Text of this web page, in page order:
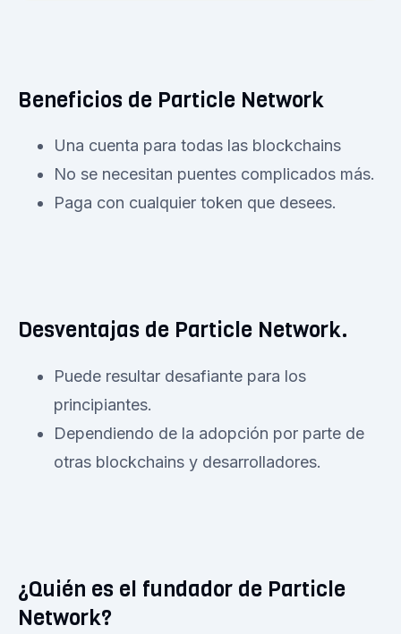
Beneficios de Particle Network
Una cuenta para todas las blockchains
No se necesitan puentes complicados más.
Paga con cualquier token que desees.
Desventajas de Particle Network.
Puede resultar desafiante para los
principiantes.
Dependiendo de la adopción por parte de
otras blockchains y desarrolladores.
¿Quién es el fundador de Particle
Network?